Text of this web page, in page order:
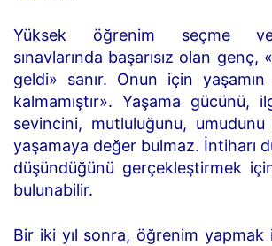
Yüksek öğrenim seçme
sınavlarında başarısız olan genç,
geldi» sanır. Onun için yaşamın
kalmamıştır». Yaşama gücünü,
sevincini, mutluluğunu, umudunu
yaşamaya değer bulmaz. İntiharı
düşündüğünü gerçekleştirmek
bulunabilir.
Bir iki yıl sonra, öğrenim yapmak